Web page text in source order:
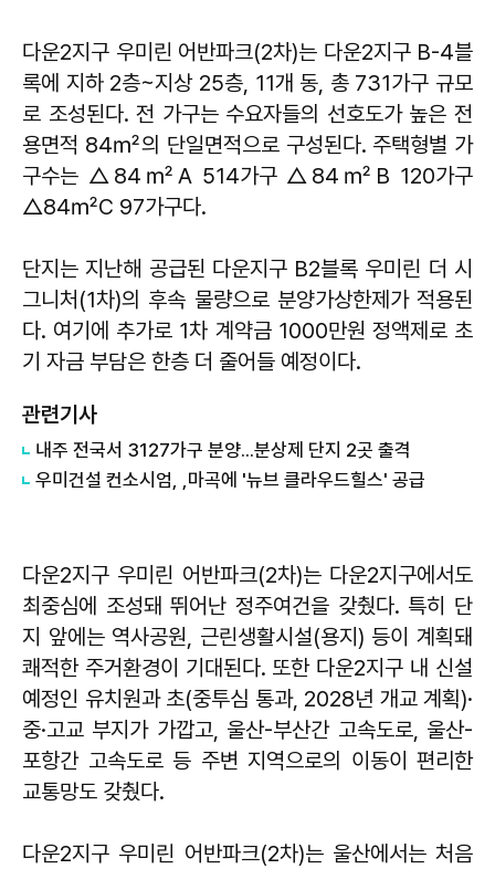
다운2지구 우미린 어반파크(2차)는 다운2지구 B-4블
록에 지하 2층~지상 25층, 11개 동, 총 731가구 규모
로 조성된다. 전 가구는 수요자들의 선호도가 높은 전
용면적 84㎡의 단일면적으로 구성된다. 주택형별 가
구수는 △84㎡A 514가구 △84㎡B 120가구
△84㎡C 97가구다.
단지는 지난해 공급된 다운지구 B2블록 우미린 더 시
그니처(1차)의 후속 물량으로 분양가상한제가 적용된
다. 여기에 추가로 1차 계약금 1000만원 정액제로 초
기 자금 부담은 한층 더 줄어들 예정이다.
관련기사
내주 전국서 3127가구 분양...분상제 단지 2곳 출격
우미건설 컨소시엄, ,마곡에 '뉴브 클라우드힐스' 공급
다운2지구 우미린 어반파크(2차)는 다운2지구에서도
최중심에 조성돼 뛰어난 정주여건을 갖췄다. 특히 단
지 앞에는 역사공원, 근린생활시설(용지) 등이 계획돼
쾌적한 주거환경이 기대된다. 또한 다운2지구 내 신설
예정인 유치원과 초(중투심 통과, 2028년 개교 계획)·
중·고교 부지가 가깝고, 울산-부산간 고속도로, 울산-
포항간 고속도로 등 주변 지역으로의 이동이 편리한
교통망도 갖췄다.
다운2지구 우미린 어반파크(2차)는 울산에서는 처음